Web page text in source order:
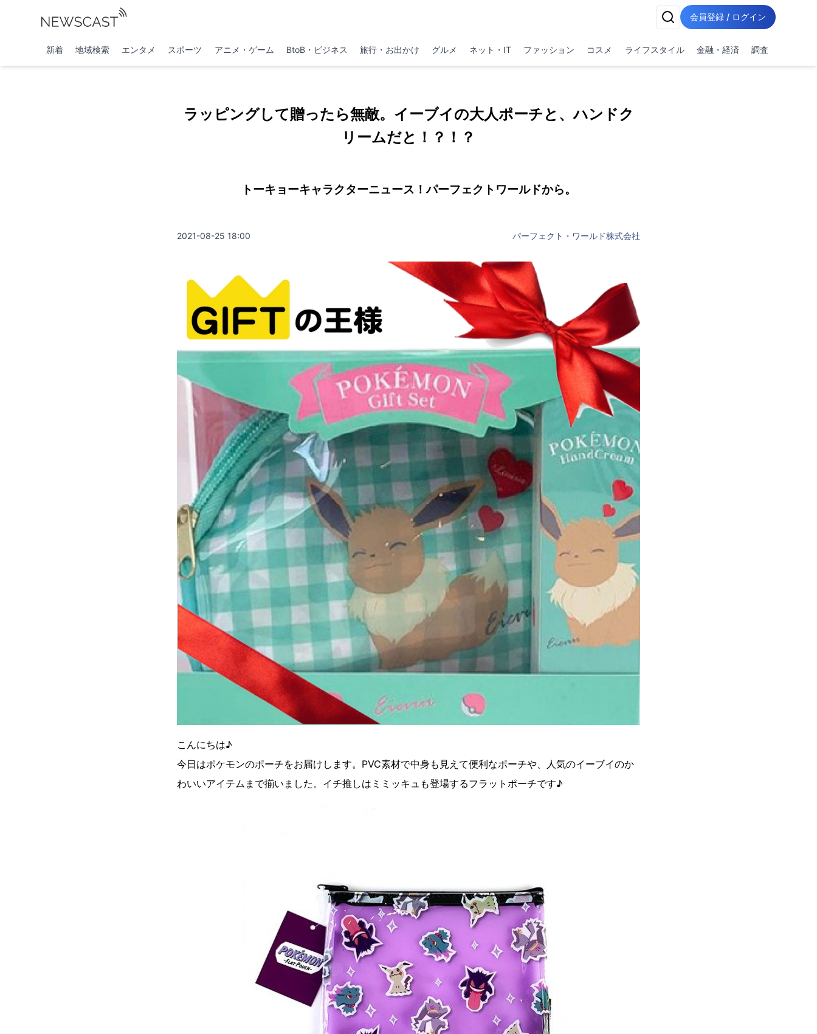
会員登録 / ログイン
新着 地域検索 エンタメ スポーツ アニメ・ゲーム BtoB・ビジネス 旅行・お出かけ グルメ ネット・IT ファッション コスメ ライフスタイル 金融・経済 調査
ラッピングして贈ったら無敵。イーブイの大人ポーチと、ハンドク
リームだと！？！？
トーキョーキャラクターニュース！パーフェクトワールドから。
2021-08-25 18:00 パーフェクト・ワールド株式会社
こんにちは♪
今日はポケモンのポーチをお届けします。PVC素材で中身も見えて便利なポーチや、人気のイーブイのか
わいいアイテムまで揃いました。イチ推しはミミッキュも登場するフラットポーチです♪